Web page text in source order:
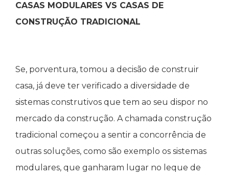
CASAS MODULARES VS CASAS DE
CONSTRUÇÃO TRADICIONAL
Se, porventura, tomou a decisão de construir
casa, já deve ter verificado a diversidade de
sistemas construtivos que tem ao seu dispor no
mercado da construção. A chamada construção
tradicional começou a sentir a concorrência de
outras soluções, como são exemplo os sistemas
modulares, que ganharam lugar no leque de